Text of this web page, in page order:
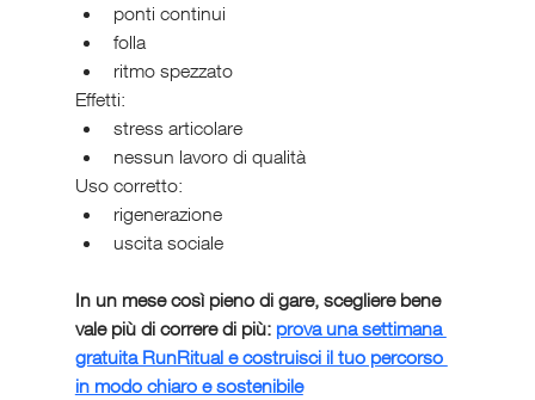
ponti continui
folla
ritmo spezzato
Effetti:
stress articolare
nessun lavoro di qualità
Uso corretto:
rigenerazione
uscita sociale
In un mese così pieno di gare, scegliere bene
vale più di correre di più: prova una settimana
gratuita RunRitual e costruisci il tuo percorso
in modo chiaro e sostenibile